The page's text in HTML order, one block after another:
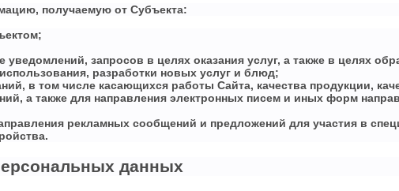
получаемую от Субъекта:
запросов в целях оказания услуг, а также в целях
разработки новых услуг и блюд;
в том числе касающихся работы Сайта, качества продукции,
а также для направления электронных писем и иных форм
рекламных сообщений и предложений для участия в
данных